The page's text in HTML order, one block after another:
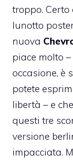
troppo. Certo
lunotto
nuova
piace molto
occasione, è
potete
libertà – e che
questi tre
versione
impacciata.